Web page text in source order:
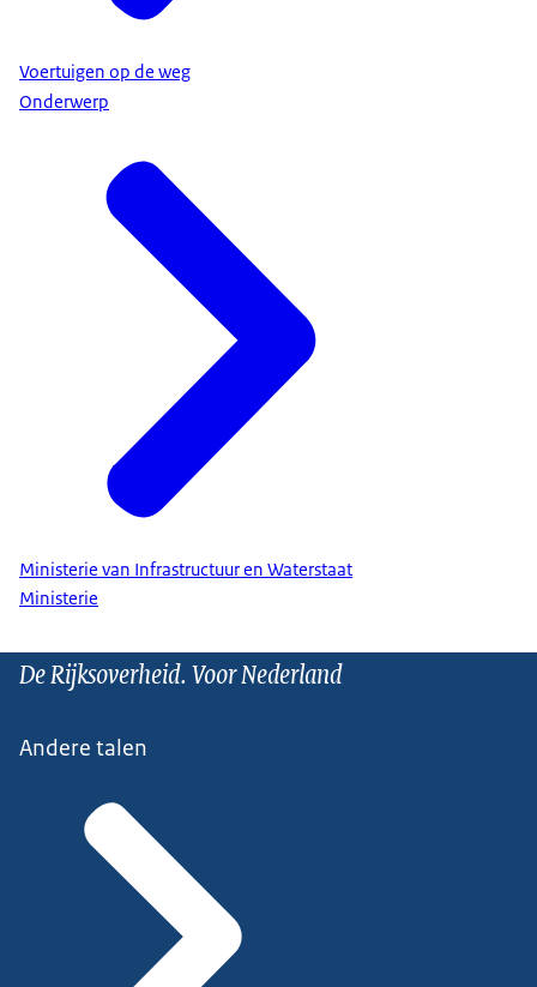
Voertuigen op de weg
Onderwerp
Ministerie van Infrastructuur en Waterstaat
Ministerie
De Rijksoverheid. Voor Nederland
Andere talen